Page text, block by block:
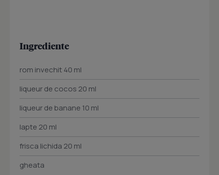
Ingrediente
rom invechit 40 ml
liqueur de cocos 20 ml
liqueur de banane 10 ml
lapte 20 ml
frisca lichida 20 ml
gheata